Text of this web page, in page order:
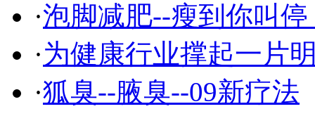
·泡脚减肥--瘦到你叫停
·为健康行业撑起一片
·狐臭--腋臭--09新疗法